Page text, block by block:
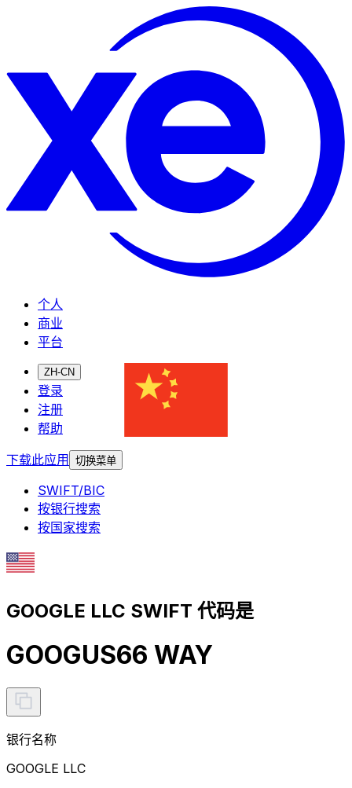
个人
商业
平台
ZH-CN
登录
注册
帮助
下载此应用
切换菜单
SWIFT/BIC
按银行搜索
按国家搜索
GOOGLE LLC SWIFT 代码是
GOOGUS66 WAY
银行名称
GOOGLE LLC